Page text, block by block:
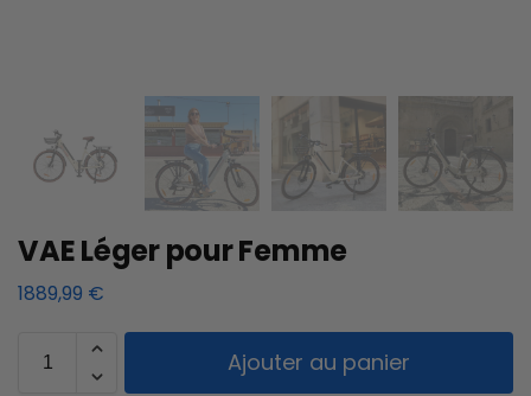
VAE Léger pour Femme
1889,99 €
Ajouter au panier